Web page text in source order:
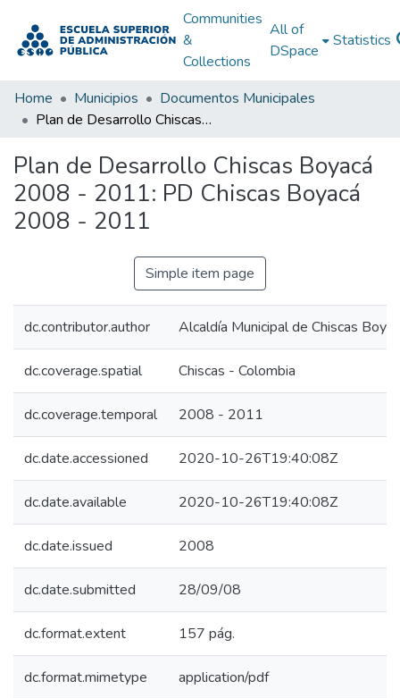
Communities
&
Collections
All of
DSpace
Statistics
Home Municipios
Documentos Municipales
Plan de Desarrollo Chiscas Boyacá 2008 - 2011: PD Chiscas Boyacá 2008 - 2011
Plan de Desarrollo Chiscas Boyacá
2008 - 2011: PD Chiscas Boyacá
2008 - 2011
Simple item page
dc.contributor.author Alcaldía Municipal de Chiscas
dc.coverage.spatial Chiscas - Colombia
dc.coverage.temporal 2008 - 2011
dc.date.accessioned 2020-10-26T19:40:08Z
dc.date.available 2020-10-26T19:40:08Z
dc.date.issued 2008
dc.date.submitted 28/09/08
dc.format.extent 157 pág.
dc.format.mimetype application/pdf